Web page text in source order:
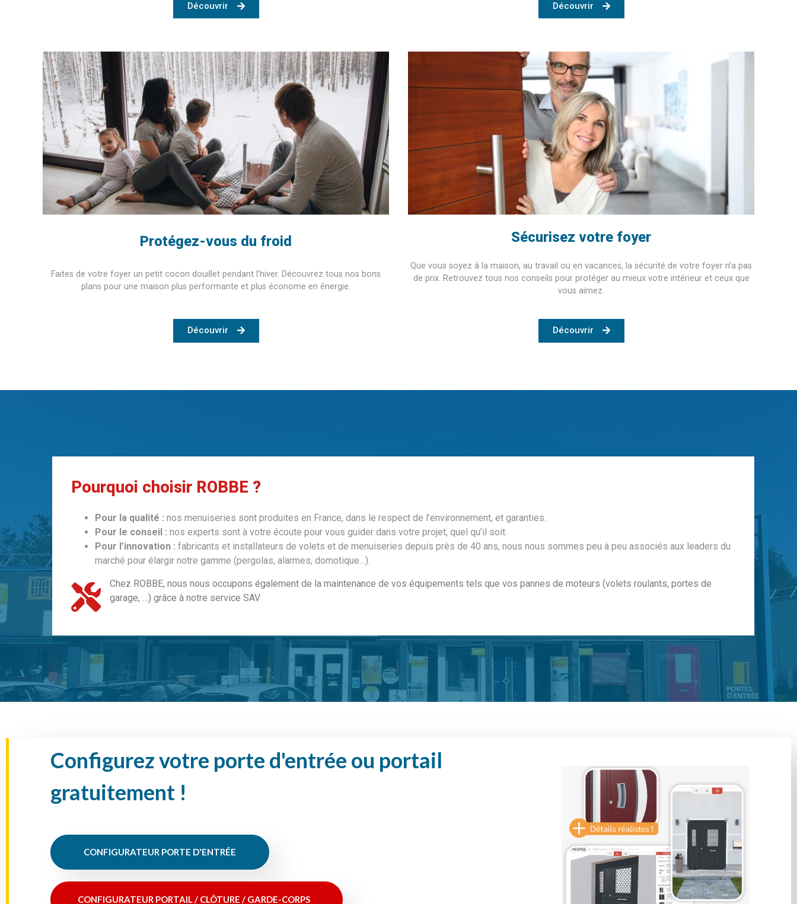
Découvrir Découvrir
Protégez-vous du froid
Faites de votre foyer un petit cocon douillet pendant l’hiver. Découvrez tous nos bons
plans pour une maison plus performante et plus économe en énergie.
Découvrir
Sécurisez votre foyer
Que vous soyez à la maison, au travail ou en vacances, la sécurité de votre foyer n’a pas
de prix. Retrouvez tous nos conseils pour protéger au mieux votre intérieur et ceux que
vous aimez.
Découvrir
Pourquoi choisir ROBBE ?
Pour la qualité : nos menuiseries sont produites en France, dans le respect de l’environnement, et garanties.
Pour le conseil : nos experts sont à votre écoute pour vous guider dans votre projet, quel qu’il soit.
Pour l’innovation : fabricants et installateurs de volets et de menuiseries depuis près de 40 ans, nous nous sommes peu à peu associés aux leaders du
marché pour élargir notre gamme (pergolas, alarmes, domotique…).
Chez ROBBE, nous nous occupons également de la maintenance de vos équipements tels que vos pannes de moteurs (volets roulants, portes de
garage, …) grâce à notre service SAV
Configurez votre porte d'entrée ou portail
gratuitement !
CONFIGURATEUR PORTE D'ENTRÉE
CONFIGURATEUR PORTAIL / CLÔTURE / GARDE-CORPS